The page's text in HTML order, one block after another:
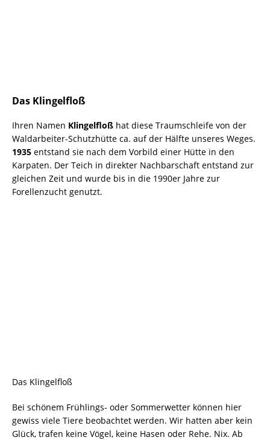
Das Klingelfloß
Ihren Namen Klingelfloß hat diese Traumschleife von der
Waldarbeiter-Schutzhütte ca. auf der Hälfte unseres Weges.
1935 entstand sie nach dem Vorbild einer Hütte in den
Karpaten. Der Teich in direkter Nachbarschaft entstand zur
gleichen Zeit und wurde bis in die 1990er Jahre zur
Forellenzucht genutzt.
Das Klingelfloß
Bei schönem Frühlings- oder Sommerwetter können hier
gewiss viele Tiere beobachtet werden. Wir hatten aber kein
Glück, trafen keine Vögel, keine Hasen oder Rehe. Nix. Ab